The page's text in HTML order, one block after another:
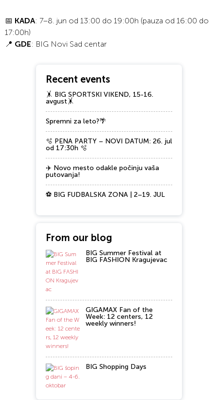
📅 KADA: 7–8. jun od 13:00 do 19:00h (pauza od 16:00 do
17:00h)
📍 GDE: BIG Novi Sad centar
Recent events
🤸 BIG SPORTSKI VIKEND, 15-16.
avgust🤸
Spremni za leto?🌴
🫧 PENA PARTY – NOVI DATUM: 26. jul
od 17:30h 🫧
✈️ Novo mesto odakle počinju vaša
putovanja!
⚽ BIG FUDBALSKA ZONA | 2–19. JUL
From our blog
BIG Summer Festival at
BIG FASHION Kragujevac
GIGAMAX Fan of the
Week: 12 centers, 12
weekly winners!
BIG Shopping Days